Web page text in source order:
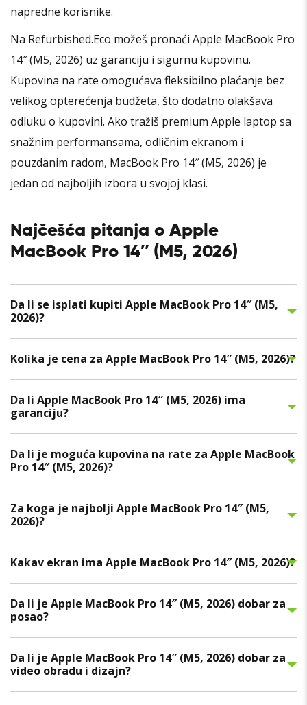
napredne korisnike.
Na Refurbished.Eco možeš pronaći Apple MacBook Pro
14″ (M5, 2026) uz garanciju i sigurnu kupovinu.
Kupovina na rate omogućava fleksibilno plaćanje bez
velikog opterećenja budžeta, što dodatno olakšava
odluku o kupovini. Ako tražiš premium Apple laptop sa
snažnim performansama, odličnim ekranom i
pouzdanim radom, MacBook Pro 14″ (M5, 2026) je
jedan od najboljih izbora u svojoj klasi.
Najčešća pitanja o Apple
MacBook Pro 14″ (M5, 2026)
Da li se isplati kupiti Apple MacBook Pro 14″ (M5,
2026)?
Kolika je cena za Apple MacBook Pro 14″ (M5, 2026)?
Da li Apple MacBook Pro 14″ (M5, 2026) ima
garanciju?
Da li je moguća kupovina na rate za Apple MacBook
Pro 14″ (M5, 2026)?
Za koga je najbolji Apple MacBook Pro 14″ (M5,
2026)?
Kakav ekran ima Apple MacBook Pro 14″ (M5, 2026)?
Da li je Apple MacBook Pro 14″ (M5, 2026) dobar za
posao?
Da li je Apple MacBook Pro 14″ (M5, 2026) dobar za
video obradu i dizajn?